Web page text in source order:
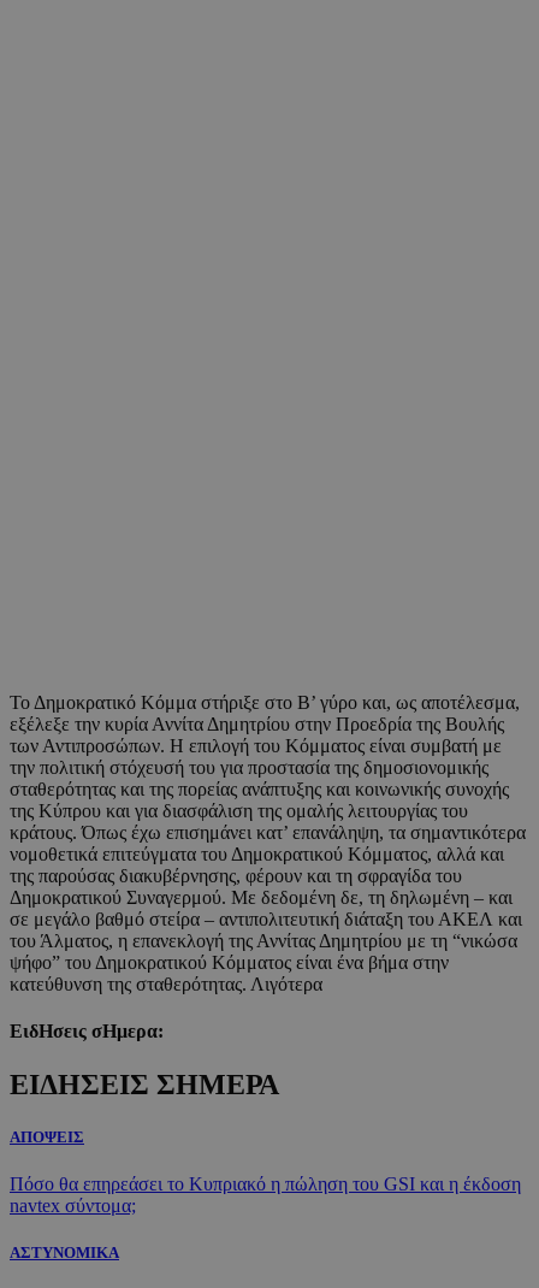
Το Δημοκρατικό Κόμμα στήριξε στο Β’ γύρο και, ως αποτέλεσμα,
εξέλεξε την κυρία Αννίτα Δημητρίου στην Προεδρία της Βουλής
των Αντιπροσώπων. Η επιλογή του Κόμματος είναι συμβατή με
την πολιτική στόχευσή του για προστασία της δημοσιονομικής
σταθερότητας και της πορείας ανάπτυξης και κοινωνικής συνοχής
της Κύπρου και για διασφάλιση της ομαλής λειτουργίας του
κράτους. Όπως έχω επισημάνει κατ’ επανάληψη, τα σημαντικότερα
νομοθετικά επιτεύγματα του Δημοκρατικού Κόμματος, αλλά και
της παρούσας διακυβέρνησης, φέρουν και τη σφραγίδα του
Δημοκρατικού Συναγερμού. Με δεδομένη δε, τη δηλωμένη – και
σε μεγάλο βαθμό στείρα – αντιπολιτευτική διάταξη του ΑΚΕΛ και
του Άλματος, η επανεκλογή της Αννίτας Δημητρίου με τη “νικώσα
ψήφο” του Δημοκρατικού Κόμματος είναι ένα βήμα στην
κατεύθυνση της σταθερότητας. Λιγότερα
ΕιδΗσεις σΗμερα:
ΕΙΔΗΣΕΙΣ ΣΗΜΕΡΑ
ΑΠΟΨΕΙΣ
Πόσο θα επηρεάσει το Κυπριακό η πώληση του GSI και η έκδοση
navtex σύντομα;
ΑΣΤΥΝΟΜΙΚΑ